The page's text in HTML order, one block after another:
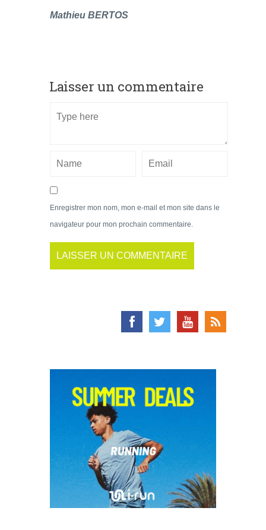
Mathieu BERTOS
Laisser un commentaire
Enregistrer mon nom, mon e-mail et mon site dans le
navigateur pour mon prochain commentaire.